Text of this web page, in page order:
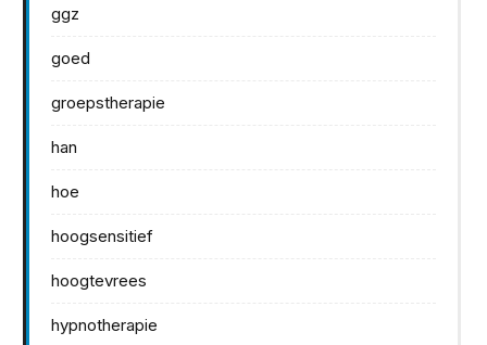
ggz
goed
groepstherapie
han
hoe
hoogsensitief
hoogtevrees
hypnotherapie